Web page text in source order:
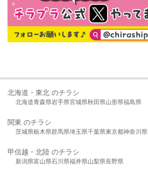
北海道・東北 のチラシ
北海道青森県岩手県宮城県秋田県山形県福島県
関東 のチラシ
茨城県栃木県群馬県埼玉県千葉県東京都神奈川県
甲信越・北陸 のチラシ
新潟県富山県石川県福井県山梨県長野県